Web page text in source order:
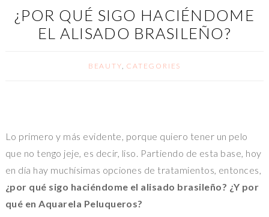
¿POR QUÉ SIGO HACIÉNDOME
EL ALISADO BRASILEÑO?
BEAUTY CATEGORIES
Lo primero y más evidente, porque quiero tener un pelo
que no tengo jeje, es decir, liso. Partiendo de esta base, hoy
en día hay muchísimas opciones de tratamientos, entonces,
¿por qué sigo haciéndome el alisado brasileño? ¿Y por
qué en Aquarela Peluqueros?